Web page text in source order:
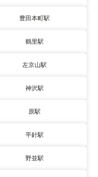
豊田本町駅
鶴里駅
左京山駅
神沢駅
原駅
平針駅
野並駅